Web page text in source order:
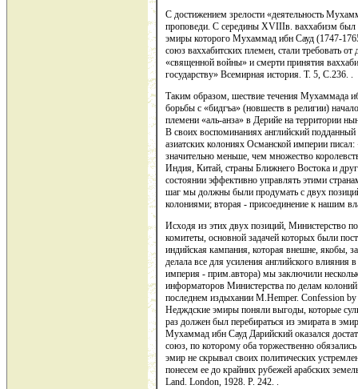
С достижением зрелости «деятельность
проповеди. С середины XVIIIв. ваххабизм был
эмиры которого Мухаммад ибн Сауд (1747-
союз ваххабитских племен, стали требовать
«священной войны» и смерти принятия
государству» Всемирная история. Т. 5, С.236. .
Таким образом, шествие течения Мухаммада
борьбы с «бидгъа» (новшеств в религии)
племени «аль-анза» в Дерийе на территории
В своих воспоминаниях английский
азиатских колониях Османской империи
значительно меньше, чем множество
Индия, Китай, страны Ближнего Востока и
состоянии эффективно управлять этими
шаг мы должны были продумать с двух
колониями; вторая - присоединение к нашим
Исходя из этих двух позиций, Министерство
комитеты, основной задачей которых были
индийская кампания, которая внешне, якобы,
делала все для усиления английского
империя - прим.автора) мы заключили
информаторов Министерства по делам
последнем издыхании M.Hemper. Confession
Недждские эмиры поняли выгоды, которые
раз должен был перебираться из эмирата в
Мухаммад ибн Сауд Дарийский оказался
союз, по которому оба торжественно
эмир не скрывал своих политических
понесем ее до крайних рубежей арабских
Land. London, 1928. P. 242. .